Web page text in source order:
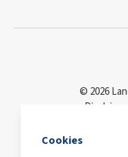
© 2026
Disclaimer